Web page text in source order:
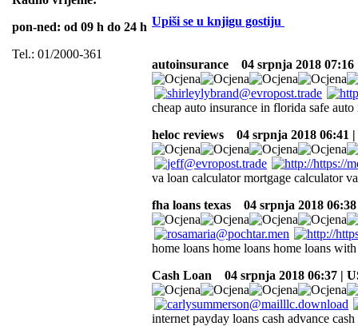
pon-ned: od 09 h do 24 h
Tel.: 01/2000-361
Upiši se u knjigu gostiju
autoinsurance 04 srpnja 2018 07:16
cheap auto insurance in florida safe
heloc reviews
04 srpnja 2018 06:41
va loan calculator mortgage calculator
fha loans texas
04 srpnja 2018
home loans home loans home loans
Cash Loan
04 srpnja 2018 06:37 |
internet payday loans cash advance